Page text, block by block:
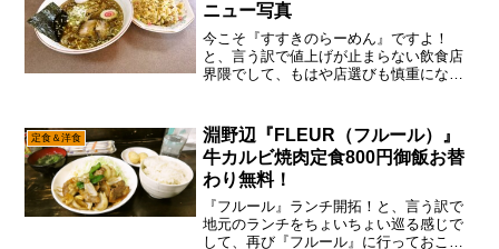
ニュー写真
今こそ『すすきのらーめん』ですよ！
と、言う訳で値上げが止まらない飲食店
界隈でして、もはや店選びも慎重になら
も、それなりあったので、ランチで1000
円とか贅沢って言わ...
定食＆洋食
淵野辺『FLEUR（フルール）』
牛カルビ焼肉定食800円御飯お替
わり無料！
『フルール』ランチ開拓！と、言う訳で
地元のランチをちょいちょい巡る感じで
して、再び『フルール』に行っておこう